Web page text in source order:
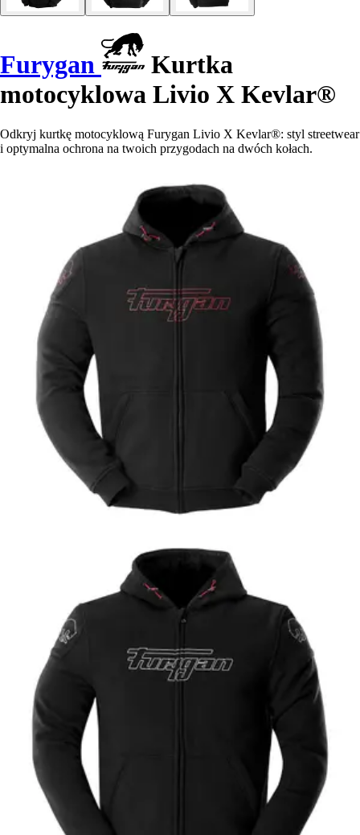
Furygan
Kurtka
motocyklowa Livio X Kevlar®
Odkryj kurtkę motocyklową Furygan Livio X Kevlar®: styl streetwear
i optymalna ochrona na twoich przygodach na dwóch kołach.